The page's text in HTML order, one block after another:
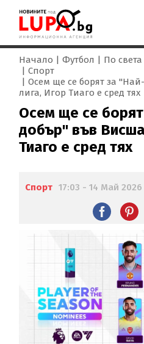
Начало Футбол По света
Спорт
Осем ще се борят за
лига, Игор Тиаго е сред тях
Осем ще се
добър" във
Тиаго е сред тях
Спорт 17:03 - 14 Май 2026